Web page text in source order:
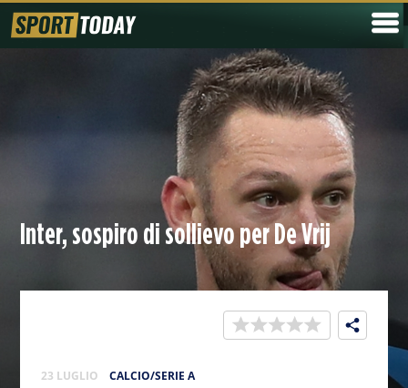
Inter, sospiro di sollievo per De Vrij
23 LUGLIO CALCIO/SERIE A